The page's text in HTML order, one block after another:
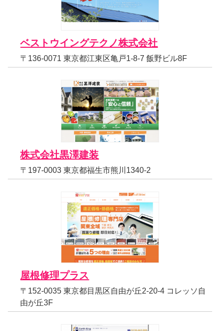
ベストウイングテクノ株式会社
〒136-0071 東京都江東区亀戸1-8-7 飯野ビル8F
株式会社黒澤建装
〒197-0003 東京都福生市熊川1340-2
屋根修理プラス
〒152-0035 東京都目黒区自由が丘2-20-4 コレッソ自
由が丘3F